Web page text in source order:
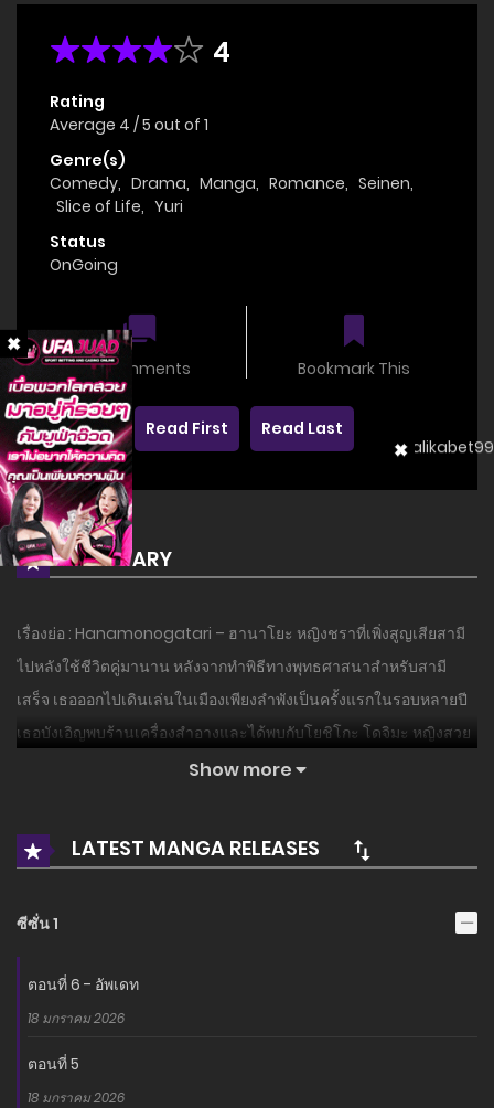
4
Rating
Average 4 /5 out of 1
Genre(s)
Comedy, Drama, Manga, Romance, Seinen,
Slice of Life, Yuri
Status
OnGoing
0 comments Bookmark This
Read First Read Last
SUMMARY
เรื่องย่อ : Hanamonogatari – ฮานาโยะ หญิงชราที่เพิ่งสูญเสียสามี
ไปหลังใช้ชีวิตคู่มานาน หลังจากทำพิธีทางพุทธศาสนาสำหรับสามี
เสร็จ เธอออกไปเดินเล่นในเมืองเพียงลำพังเป็นครั้งแรกในรอบหลายปี
เธอบังเอิญพบร้านเครื่องสำอางและได้พบกับโยชิโกะ โดจิมะ หญิงสวย
ที่ทำให้ฮานาโยะตกหลุมรักตั้งแต่แรกเห็น ฮานาโยะเคยเลิกแต่งหน้า
ทำให้หัวใจของเธอสดใสขึ้น…!!!
Show more
LATEST MANGA RELEASES
ซีซั่น 1
ตอนที่ 6 - อัพเดท
18 มกราคม 2026
ตอนที่ 5
18 มกราคม 2026